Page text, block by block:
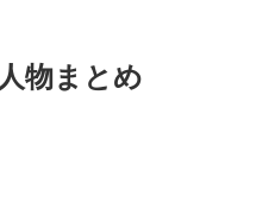
物まとめ